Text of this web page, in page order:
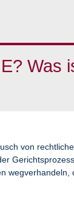
Was
von
wegverhandeln,